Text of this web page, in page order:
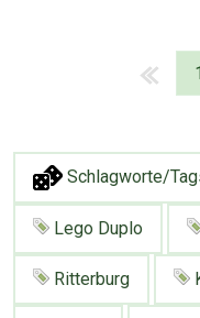
1
Schlagworte/
Lego Duplo
Ritterburg